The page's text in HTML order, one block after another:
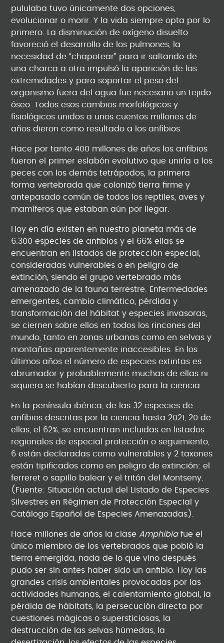
pululaba tuvo únicamente dos opciones,
evolucionar o morir. Y la vida siempre opta por lo
primero. La disminución de oxígeno disuelto
favoreció el desarrollo de los pulmones, la
necesidad de “chapotear” para ir saltando de
una charca a otra impulsó la aparición de las
extremidades y para soportar el peso del
organismo fuera del agua fue necesario un tejido
óseo. Todos esos cambios morfológicos y
fisiológicos unidos a unos cuentos millones de
años dieron como resultado a los anfibios.
Hace por tanto 400 millones de años los anfibios
fueron el primer eslabón evolutivo que uniría a los
peces con los demás tetrápodos, la primera
forma vertebrada que colonizó tierra firme y
antepasado común de todos los reptiles, aves y
mamíferos que estaban aún por llegar.
Hoy en día existen en nuestro planeta más de
6.300 especies de anfibios y el 66% ellas se
encuentran en listados de protección especial,
consideradas vulnerables o en peligro de
extinción, siendo el grupo vertebrado más
amenazado de la fauna terrestre. Enfermedades
emergentes, cambio climático, pérdida y
transformación del hábitat y especies invasoras,
se ciernen sobre ellos en todos los rincones del
mundo, tanto en zonas urbanas como en selvas y
montañas aparentemente inaccesibles. En los
últimos años el número de especies extintas es
abrumador y probablemente muchas de ellas ni
siquiera se habían descubierto para la ciencia.
En la península ibérica, de las 32 especies de
anfibios descritas por la ciencia hasta 2021, 20 de
ellas, el 62%, se encuentran incluidas en listados
regionales de especial protección o seguimiento,
6 están declaradas como vulnerables y 2 taxones
están tipificados como en peligro de extinción: el
ferreret o sapillo balear y el tritón del Montseny.
(Fuente: Situación actual del Listado de Especies
Silvestres en Régimen de Protección Especial y
Catálogo Español de Especies Amenazadas).
Hace millones de años la clase Amphibiafue el
único miembro de los vertebrados que pobló la
tierra emergida, nada de lo que vino después
pudo ser sin antes haber sido un anfibio. Hoy las
grandes crisis ambientales provocadas por las
actividades humanas, el calentamiento global, la
pérdida de hábitats, la persecución directa por
cuestiones mágicas o supersticiosas, la
destrucción de las selvas húmedas, la